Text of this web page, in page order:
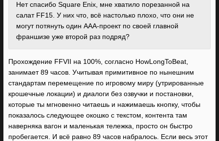
Нет спасибо Square Enix, мне хватило порезанной на
салат FF15. У них что, всё настолько плохо, что они не
могут потянуть один AAA-проект по своей главной
франшизе уже второй раз подряд?
Прохождение FFVII на 100%, согласно HowLongToBeat,
занимает 89 часов. Учитывая примитивное по нынешним
стандартам перемещение по игровому миру (утрированные
крошечные локации) и диалоги без озвучки и постановки,
которые ты мгновенно читаешь и нажимаешь кнопку, чтобы
показалось следующее окошко с текстом, контента там
наверняка вагон и маленькая тележка, просто он быстро
пробегается. И всё равно 89 часов набралось. Если весь этот